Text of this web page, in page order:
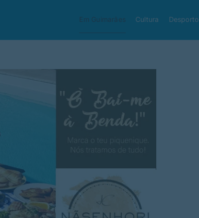
Em Guimarães Cultura Desporto